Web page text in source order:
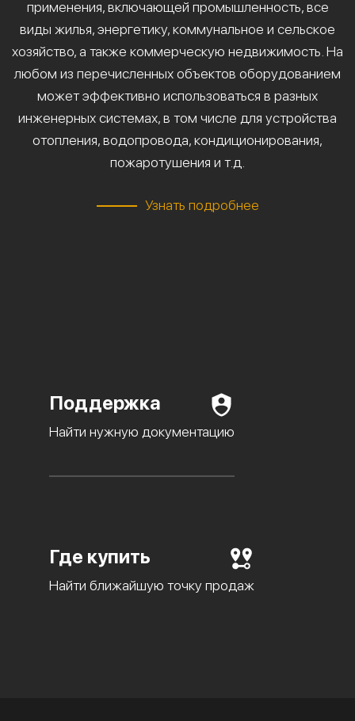
применения, включающей промышленность, все
виды жилья, энергетику, коммунальное и сельское
хозяйство, а также коммерческую недвижимость. На
любом из перечисленных объектов оборудованием
может эффективно использоваться в разных
инженерных системах, в том числе для устройства
отопления, водопровода, кондиционирования,
пожаротушения и т.д.
Узнать подробнее
Поддержка
Найти нужную документацию
Где купить
Найти ближайшую точку продаж